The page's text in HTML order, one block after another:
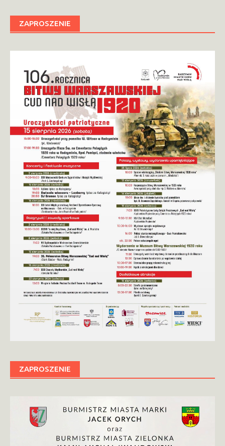
ZAPROSZENIE
ZAPROSZENIE